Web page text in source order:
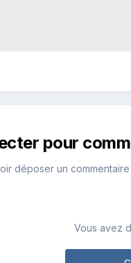
pour
déposer un commentaire
Vous avez